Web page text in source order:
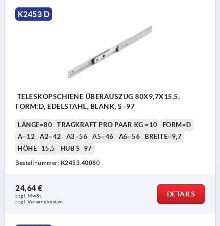
K2453 D
TELESKOPSCHIENE ÜBERAUSZUG 80X9,7X15,5,
FORM:D, EDELSTAHL, BLANK, S=97
LÄNGE=80 TRAGKRAFT PRO PAAR KG =10
FORM=D
A=12
A2=42 A3=56 A5=46 A6=56
BREITE=9,7
HÖHE=15,5
HUB S=97
Bestellnummer: K2453.40080
24,64 €
zzgl. MwSt.
zzgl. Versandkosten
DETAILS